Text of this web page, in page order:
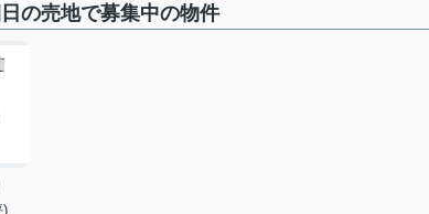
の売地で募集中の物件
)